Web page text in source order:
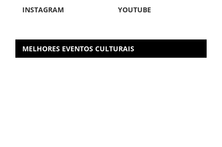
INSTAGRAM
YOUTUBE
MELHORES EVENTOS CULTURAIS